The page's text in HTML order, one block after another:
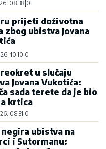
08:38 0
prijeti doživotna
zbog ubistva Jovana
10:10 0
u slučaju
Jovana Vukotića:
sada terete da je bio
krtica
08:31 0
negira ubistva na
i Sutormanu: